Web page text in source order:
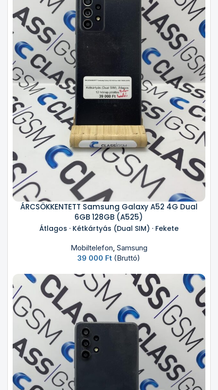
ÁRCSÖKKENTETT Samsung Galaxy A52 4G Dual
6GB 128GB (A525)
Átlagos · Kétkártyás (Dual SIM) · Fekete
Mobiltelefon, Samsung
39 000 Ft (Bruttó)